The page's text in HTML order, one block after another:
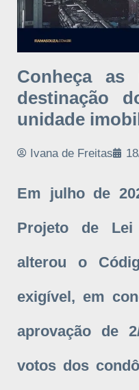
Conheça as
destinação
unidade
Ivana de Freitas
Em julho de
Projeto de Lei
alterou o
exigível, em
aprovação de
votos dos